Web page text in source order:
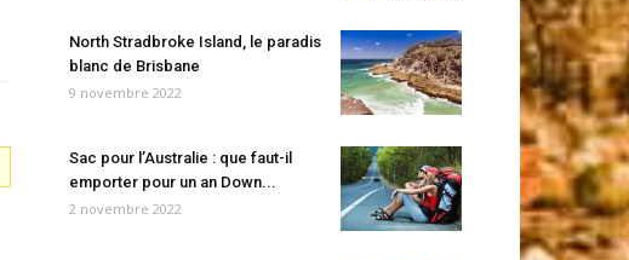
North Stradbroke Island, le paradis
blanc de Brisbane
9 novembre 2022
Sac pour l’Australie : que faut-il
emporter pour un an Down...
2 novembre 2022